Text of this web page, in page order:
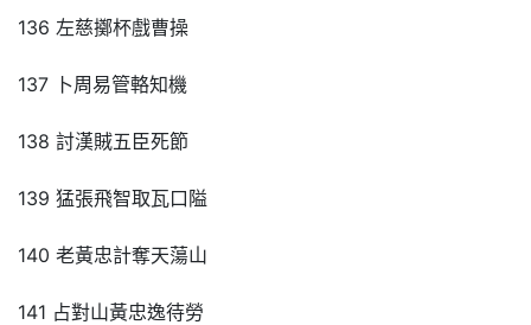
136 左慈擲杯戲曹操
137 卜周易管輅知機
138 討漢賊五臣死節
139 猛張飛智取瓦口隘
140 老黃忠計奪天蕩山
141 占對山黃忠逸待勞